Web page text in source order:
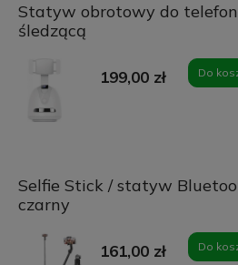
Statyw obrotowy do
śledzącą
199,00 zł Do
Selfie Stick / statyw
czarny
161,00 zł Do